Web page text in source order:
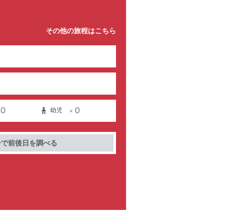
その他の旅程はこちら
0 幼児 × 0
前後日を調べる